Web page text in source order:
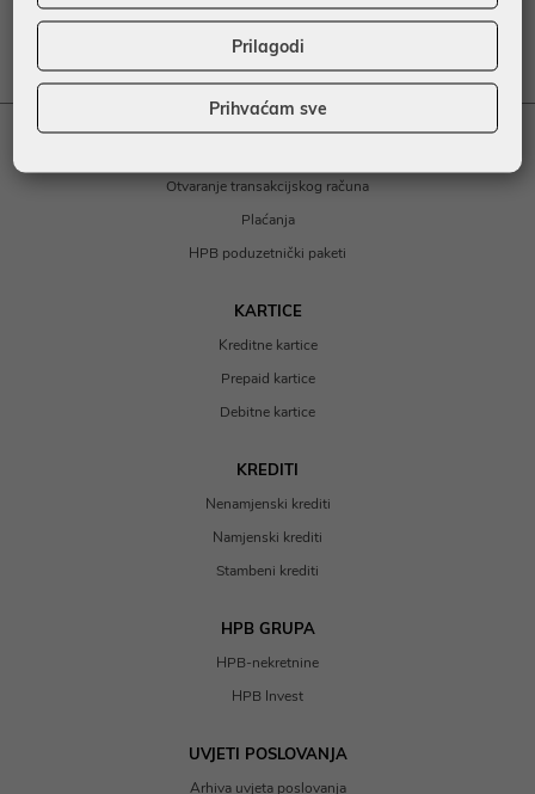
korištenje usluga izravnog bankarstva za fizičke osobe- u
Otvaranje transakcijskog računa
Plaćanja
HPB poduzetnički paketi
KARTICE
Kreditne kartice
Prepaid kartice
Debitne kartice
KREDITI
Nenamjenski krediti
Namjenski krediti
Stambeni krediti
HPB GRUPA
HPB-nekretnine
HPB Invest
UVJETI POSLOVANJA
Arhiva uvjeta poslovanja
Prilagodi
Prihvaćam sve